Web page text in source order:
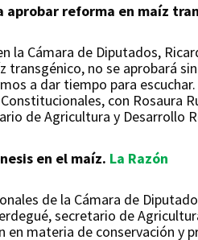
aprobar reforma en maíz
la Cámara de Diputados,
transgénico, no se aprobará
a dar tiempo para
con Rosaura
de Agricultura y Desarrollo
en el maíz. La Razón
de la Cámara de
secretario de
en materia de conservación y